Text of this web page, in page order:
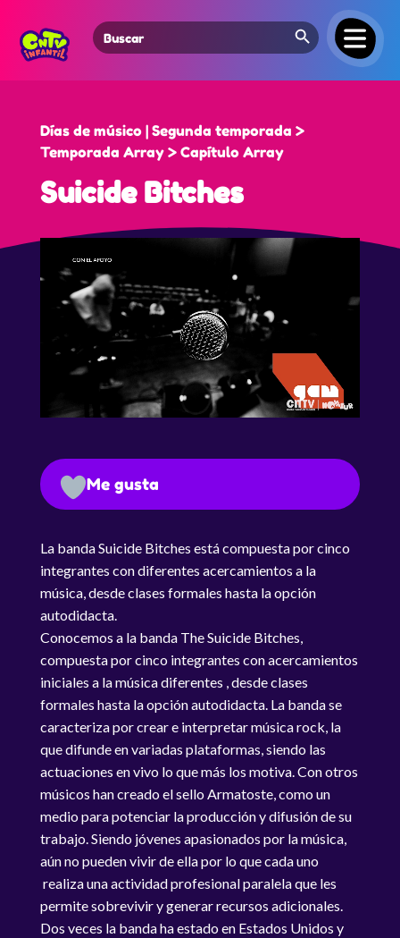
Search
for:
Search Button
Días de músico | Segunda temporada >
Temporada Array > Capítulo Array
Suicide Bitches
Me gusta
La banda Suicide Bitches está compuesta por cinco
integrantes con diferentes acercamientos a la
música, desde clases formales hasta la opción
autodidacta.
Conocemos a la banda The Suicide Bitches,
compuesta por cinco integrantes con acercamientos
iniciales a la música diferentes , desde clases
formales hasta la opción autodidacta. La banda se
caracteriza por crear e interpretar música rock, la
que difunde en variadas plataformas, siendo las
actuaciones en vivo lo que más los motiva. Con otros
músicos han creado el sello Armatoste, como un
medio para potenciar la producción y difusión de su
trabajo. Siendo jóvenes apasionados por la música,
aún no pueden vivir de ella por lo que cada uno
realiza una actividad profesional paralela que les
permite sobrevivir y generar recursos adicionales.
Dos veces la banda ha estado en Estados Unidos y